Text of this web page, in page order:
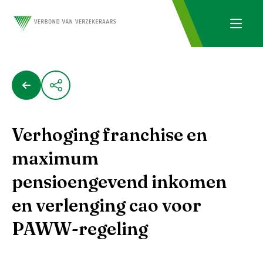
Verhoging franchise en
maximum
pensioengevend inkomen
en verlenging cao voor
PAWW-regeling